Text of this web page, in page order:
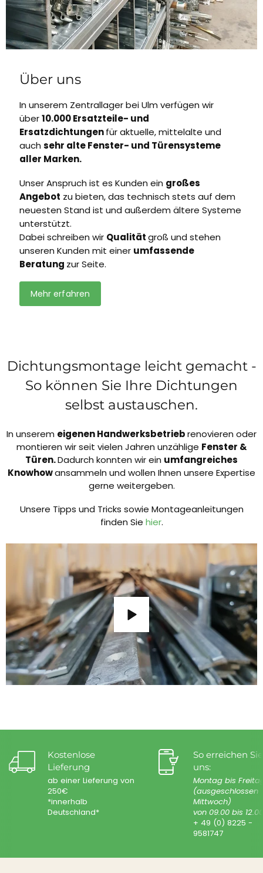
Über uns
In unserem Zentrallager bei Ulm verfügen wir
über10.000 Ersatzteile- und
Ersatzdichtungenfür aktuelle, mittelalte und
auch sehr alte Fenster- und Türensysteme
aller Marken.
Unser Anspruch ist es Kunden ein großes
Angebot zu bieten, das technisch stets auf dem
neuesten Stand ist und außerdem ältere Systeme
unterstützt.
Dabei schreiben wir Qualitätgroß und stehen
unseren Kunden mit einer umfassende
Beratung zur Seite.
Mehr erfahren
Dichtungsmontage leicht gemacht -
So können Sie Ihre Dichtungen
selbst austauschen.
In unserem eigenen Handwerksbetriebrenovieren oder
montieren wir seit vielen Jahren unzählige Fenster &
Türen.Dadurch konnten wir ein umfangreiches
Knowhowansammeln und wollen Ihnen unsere Expertise
gerne weitergeben.
Unsere Tipps und Tricks sowie Montageanleitungen
finden Sie hier.
Kostenlose
Lieferung
ab einer Lieferung von
250€
*innerhalb
Deutschland*
So erreichen Sie
uns:
Montag bis
(ausgeschlossen
Mittwoch)
von 09.00 bis
+ 49 (0) 8225 -
9581747